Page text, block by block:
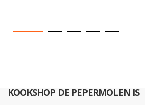
KOOKSHOP DE PEPERMOLEN IS